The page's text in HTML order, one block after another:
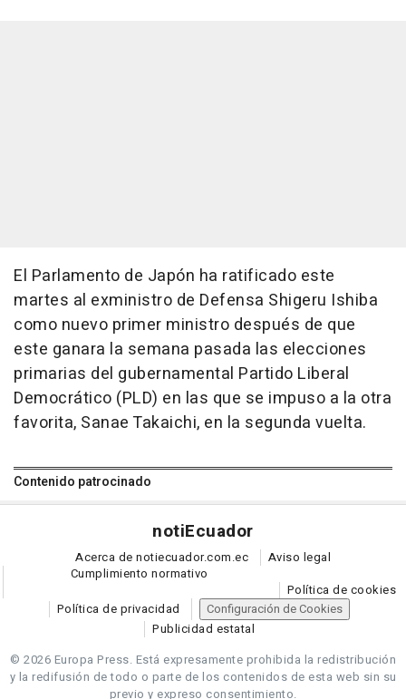
El Parlamento de Japón ha ratificado este
martes al exministro de Defensa Shigeru Ishiba
como nuevo primer ministro después de que
este ganara la semana pasada las elecciones
primarias del gubernamental Partido Liberal
Democrático (PLD) en las que se impuso a la otra
favorita, Sanae Takaichi, en la segunda vuelta.
Contenido patrocinado
notiEcuador
Acerca de notiecuador.com.ec
Aviso legal
Cumplimiento normativo
Política de cookies
Política de privacidad
Configuración de Cookies
Publicidad estatal
© 2026 Europa Press. Está expresamente prohibida la redistribución
y la redifusión de todo o parte de los contenidos de esta web sin su
previo y expreso consentimiento.